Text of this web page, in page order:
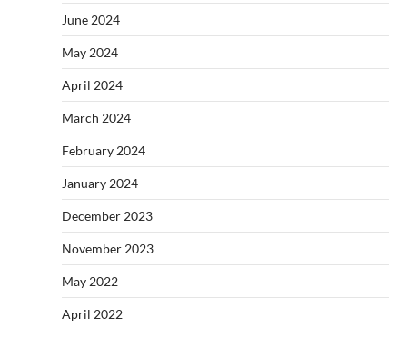
June 2024
May 2024
April 2024
March 2024
February 2024
January 2024
December 2023
November 2023
May 2022
April 2022